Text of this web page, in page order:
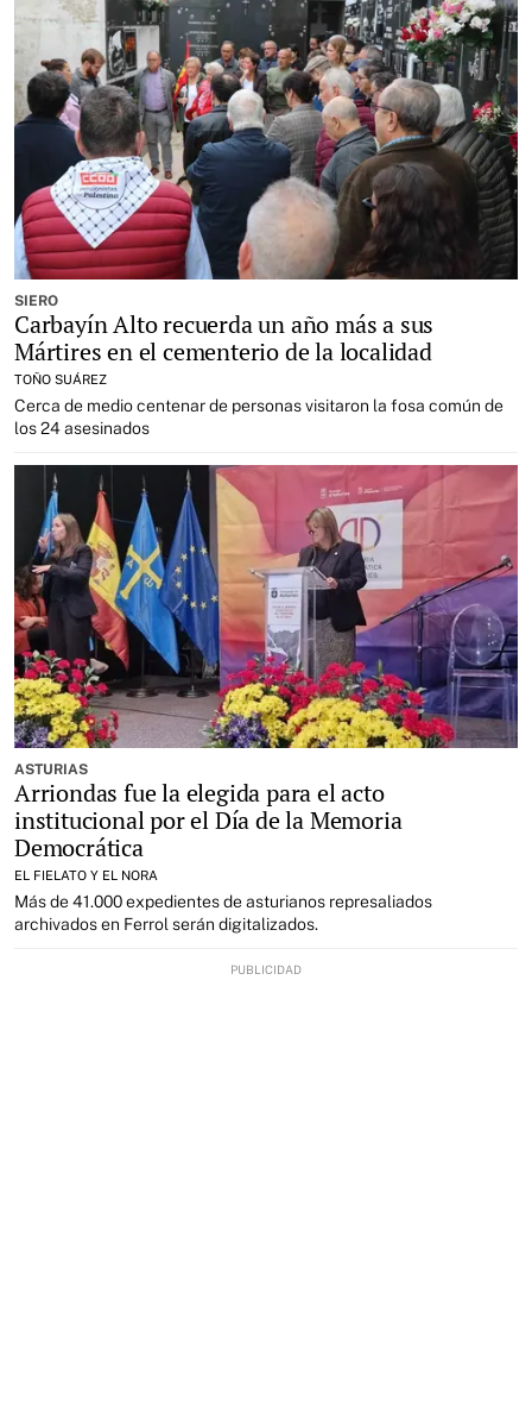
SIERO
Carbayín Alto recuerda un año más a sus
Mártires en el cementerio de la localidad
TOÑO SUÁREZ
Cerca de medio centenar de personas visitaron la fosa común de
los 24 asesinados
ASTURIAS
Arriondas fue la elegida para el acto
institucional por el Día de la Memoria
Democrática
EL FIELATO Y EL NORA
Más de 41.000 expedientes de asturianos represaliados
archivados en Ferrol serán digitalizados.